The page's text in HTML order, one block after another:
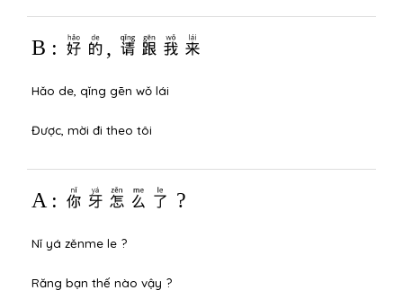
B : 好的, 请跟我来
Hǎo de, qǐng gēn wǒ lái
Được, mời đi theo tôi
A : 你牙怎么了 ?
Nǐ yá zěnme le ?
Răng bạn thế nào vậy ?